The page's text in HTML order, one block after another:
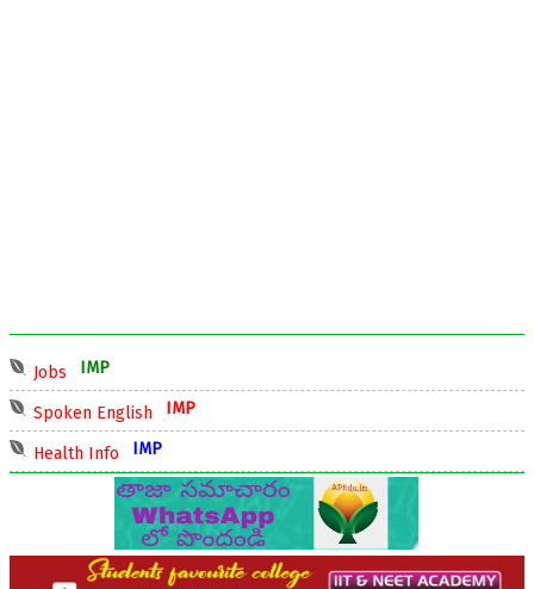
Jobs
Spoken English
Health Info